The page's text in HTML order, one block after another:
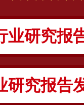
告发布：强化
告发布：实木